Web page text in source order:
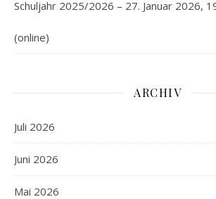
Schuljahr 2025/2026 – 27. Januar 2026,
(online)
ARCHIV
Juli 2026
Juni 2026
Mai 2026